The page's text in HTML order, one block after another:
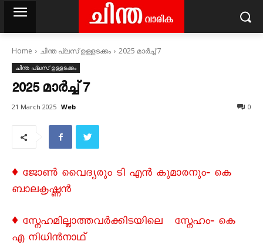
Home ചിന്ത പ്ലസ് ഉള്ളടക്കം 2025 മാർച്ച്‌ 7
ചിന്ത പ്ലസ് ഉള്ളടക്കം
2025 മാർച്ച്‌ 7
21 March 2025 Web 0
♦ ജോൺ വെെദ്യരും ടി എൻ കുമാരനും‐ കെ
ബാലകൃഷ്ണൻ
♦ സ്നേഹമില്ലാത്തവർക്കിടയിലെ സ്നേഹം‐ കെ
എ നിധിൻനാഥ്